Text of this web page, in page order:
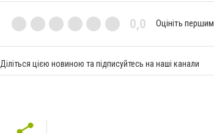
0,0 Оцініть першим
Діліться цією новиною та підписуйтесь на наші канали